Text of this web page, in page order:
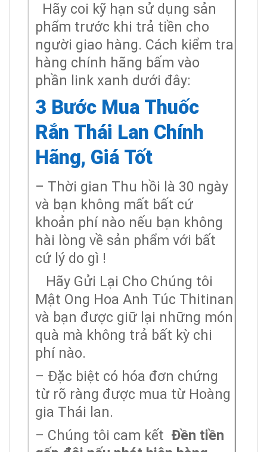
Hãy coi kỹ hạn sử dụng sản
phẩm trước khi trả tiền cho
người giao hàng. Cách kiểm tra
hàng chính hãng bấm vào
phần link xanh dưới đây:
3 Bước Mua Thuốc
Rắn Thái Lan Chính
Hãng, Giá Tốt
– Thời gian Thu hồi là 30 ngày
và bạn không mất bất cứ
khoản phí nào nếu bạn không
hài lòng về sản phẩm với bất
cứ lý do gì !
Hãy Gửi Lại Cho Chúng tôi
Mật Ong Hoa Anh Túc Thitinan
và bạn được giữ lại những món
quà mà không trả bất kỳ chi
phí nào.
– Đặc biệt có hóa đơn chứng
từ rõ ràng được mua từ Hoàng
gia Thái lan.
– Chúng tôi cam kết Đền tiền